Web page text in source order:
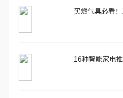
买燃气具必看
16种智能家电